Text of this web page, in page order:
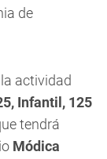
de
actividad
Infantil, 125
tendrá
Módica